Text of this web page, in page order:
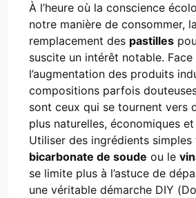
Sandrine
Mise à jour le
À l’heure où la conscience
notre manière de consommer,
remplacement des pastilles
suscite un intérêt notable. Face
l’augmentation des produits
compositions parfois
sont ceux qui se tournent vers
plus naturelles, économiques
Utiliser des ingrédients simples
bicarbonate de soude ou le
se limite plus à l’astuce de
une véritable démarche DIY